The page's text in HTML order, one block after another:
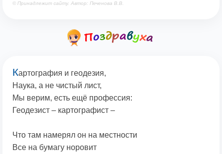
© Принадлежит сайту. Автор: Печенова В.В.
Картография и геодезия,
Наука, а не чистый лист,
Мы верим, есть ещё профессия:
Геодезист – картографист –
Что там намерял он на местности
Все на бумагу норовит